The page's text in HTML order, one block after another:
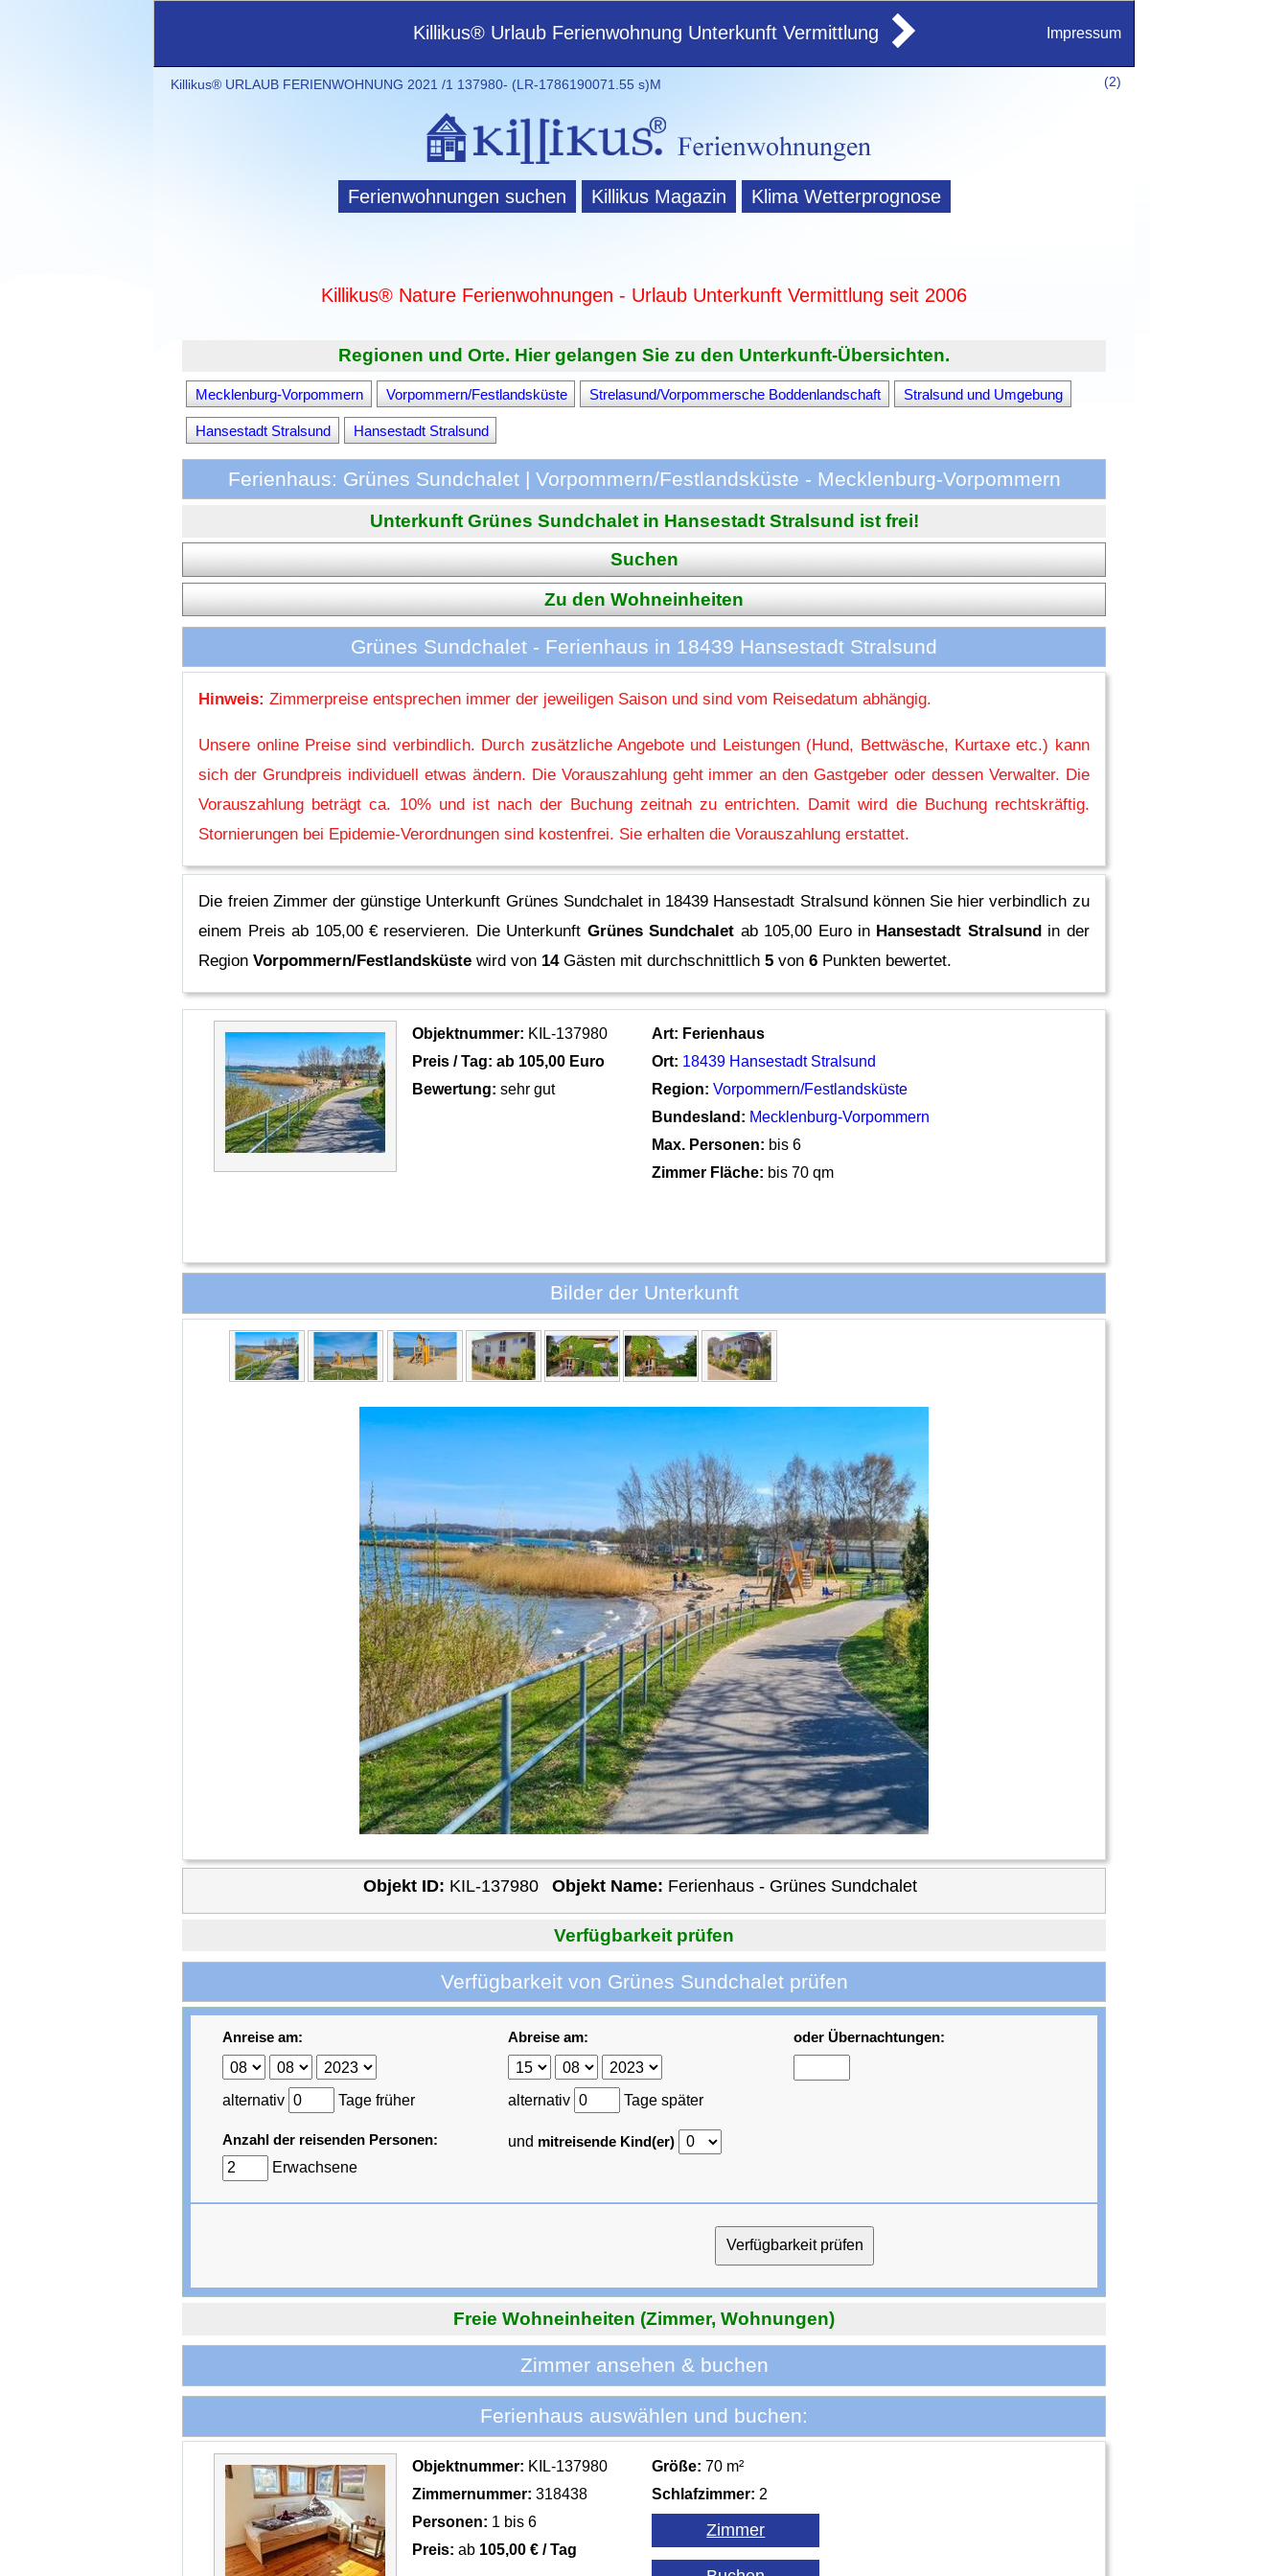
Killikus® Urlaub Ferienwohnung Unterkunft Vermittlung Impressum
(2)
Killikus® URLAUB FERIENWOHNUNG 2021 /1 137980- (LR-1786190071.55 s)M
Ferienwohnungen suchen Killikus Magazin Klima Wetterprognose
Killikus® Nature Ferienwohnungen - Urlaub Unterkunft Vermittlung seit 2006
Regionen und Orte. Hier gelangen Sie zu den Unterkunft-Übersichten.
Mecklenburg-Vorpommern Vorpommern/Festlandsküste Strelasund/Vorpommersche Boddenlandschaft Stralsund und Umgebung
Hansestadt Stralsund Hansestadt Stralsund
Ferienhaus: Grünes Sundchalet | Vorpommern/Festlandsküste - Mecklenburg-Vorpommern
Unterkunft Grünes Sundchalet in Hansestadt Stralsund ist frei!
Suchen
Zu den Wohneinheiten
Grünes Sundchalet - Ferienhaus in 18439 Hansestadt Stralsund
Hinweis: Zimmerpreise entsprechen immer der jeweiligen Saison und sind vom Reisedatum abhängig.
Unsere online Preise sind verbindlich. Durch zusätzliche Angebote und Leistungen (Hund, Bettwäsche, Kurtaxe etc.) kann
sich der Grundpreis individuell etwas ändern. Die Vorauszahlung geht immer an den Gastgeber oder dessen Verwalter. Die
Vorauszahlung beträgt ca. 10% und ist nach der Buchung zeitnah zu entrichten. Damit wird die Buchung rechtskräftig.
Stornierungen bei Epidemie-Verordnungen sind kostenfrei. Sie erhalten die Vorauszahlung erstattet.
Die freien Zimmer der günstige Unterkunft Grünes Sundchalet in 18439 Hansestadt Stralsund können Sie hier verbindlich zu
einem Preis ab 105,00 € reservieren. Die Unterkunft Grünes Sundchalet ab 105,00 Euro in Hansestadt Stralsundin der
RegionVorpommern/Festlandsküste wird von 14Gästen mit durchschnittlich5 von6 Punkten bewertet.
Objektnummer: KIL-137980
Preis / Tag: ab 105,00 Euro
Bewertung: sehr gut
Art: Ferienhaus
Ort: 18439 Hansestadt Stralsund
Region: Vorpommern/Festlandsküste
Bundesland: Mecklenburg-Vorpommern
Max. Personen: bis 6
Zimmer Fläche: bis 70 qm
Bilder der Unterkunft
Objekt ID: KIL-137980 Objekt Name: Ferienhaus - Grünes Sundchalet
Verfügbarkeit prüfen
Verfügbarkeit von Grünes Sundchalet prüfen
Anreise am:
alternativ Tage früher
Abreise am:
alternativ Tage später
oder Übernachtungen:
Anzahl der reisenden Personen:
Erwachsene
und mitreisende Kind(er)
Freie Wohneinheiten (Zimmer, Wohnungen)
Zimmer ansehen & buchen
Ferienhaus auswählen und buchen:
Objektnummer: KIL-137980
Zimmernummer: 318438
Personen: 1 bis 6
Preis: ab 105,00 € / Tag
Größe: 70 m²
Schlafzimmer: 2